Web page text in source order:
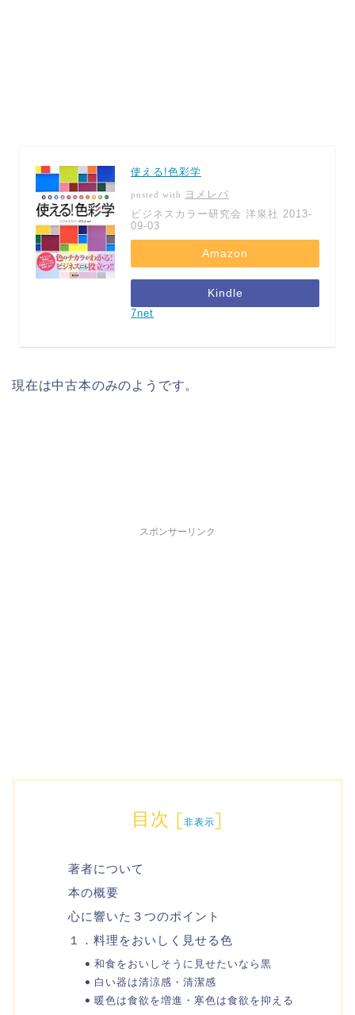
使える!色彩学
posted with
ヨメレバ
ビジネスカラー研究会 洋泉社 2013-
09-03
Amazon
Kindle
7net
現在は中古本のみのようです。
スポンサーリンク
目次 [非表示]
著者について
本の概要
心に響いた３つのポイント
１．料理をおいしく見せる色
和食をおいしそうに見せたいなら黒
白い器は清涼感・清潔感
暖色は食欲を増進・寒色は食欲を抑える